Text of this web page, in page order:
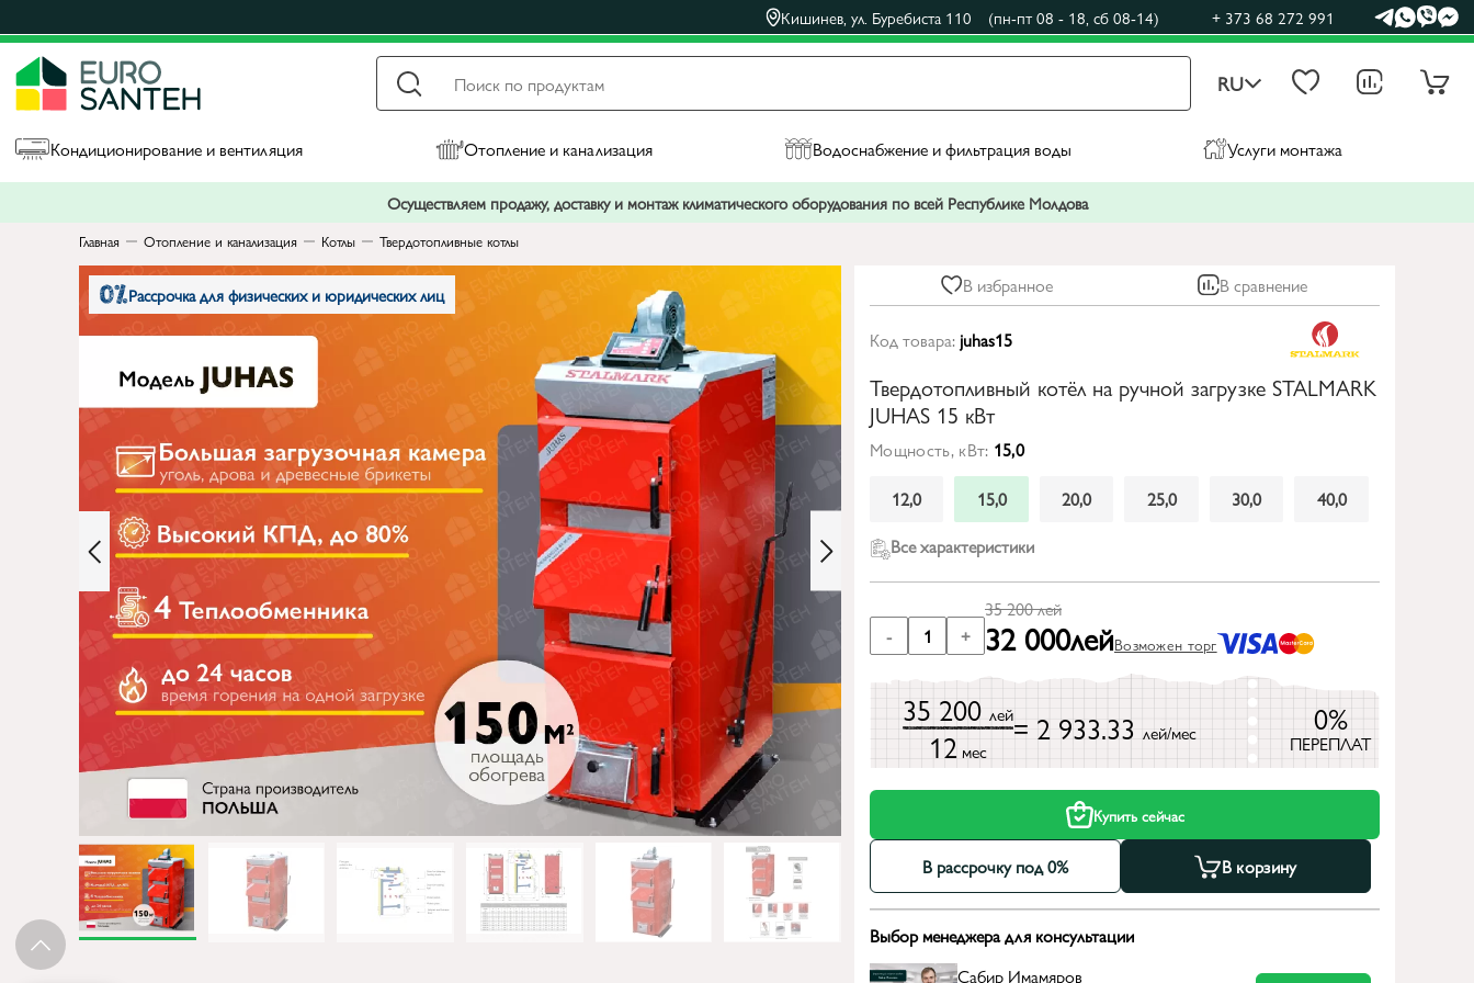
Кишинев, ул. Буребиста 110 (пн-пт 08 - 18, сб 08-14) + 373 68 272 991
RU
Кондиционирование и вентиляция Отопление и канализация Водоснабжение и фильтрация воды Услуги монтажа
Осуществляем продажу, доставку и монтаж климатического оборудования по всей Республике Молдова
Главная Отопление и канализация Котлы Твердотопливные котлы
Рассрочка для физических и юридических лиц В избранное В сравнение
Код товара: juhas15
Твердотопливный котёл на ручной загрузке STALMARK
JUHAS 15 кВт
Мощность, кВт: 15,0
12,0
15,0 20,0 25,0 30,0
40,0
Все характеристики
- 1 +
35 200лей
32 000лейВозможен торг
35 200 лей
12мес
= 2 933.33 лей/мес 0%
ПЕРЕПЛАТ
Купить сейчас
В рассрочку под 0% В корзину
Выбор менеджера для консультации
Сабир Имамяров